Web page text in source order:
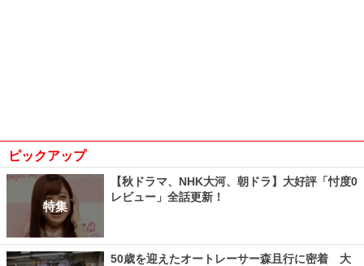
ピックアップ
特集
【秋ドラマ、NHK大河、朝ドラ】大好評「忖度0
レビュー」全話更新！
50歳を迎えたオートレーサー森且行に密着 大